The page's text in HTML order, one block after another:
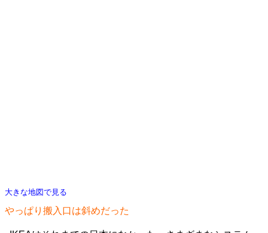
大きな地図で見る
やっぱり搬入口は斜めだった